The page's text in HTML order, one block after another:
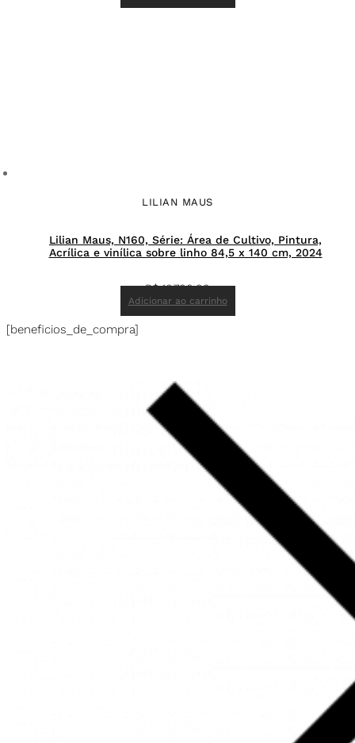
LILIAN MAUS
Lilian Maus, N160, Série: Área de Cultivo, Pintura,
Acrílica e vinílica sobre linho 84,5 x 140 cm, 2024
R$16.700,00
Adicionar ao carrinho
[beneficios_de_compra]